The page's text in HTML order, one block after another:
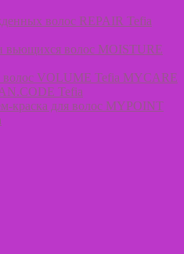
волос REPAIR Tefia
вьющихся волос MOISTURE
волос VOLUME Tefia MYCARE
Tefia
краска для волос MYPOINT